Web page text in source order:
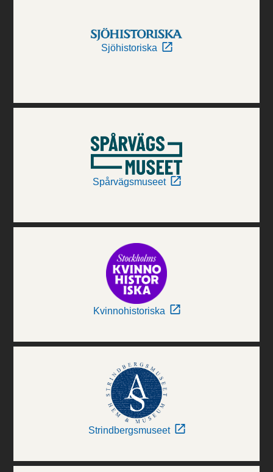
Sjöhistoriska
Spårvägsmuseet
Kvinnohistoriska
Strindbergsmuseet